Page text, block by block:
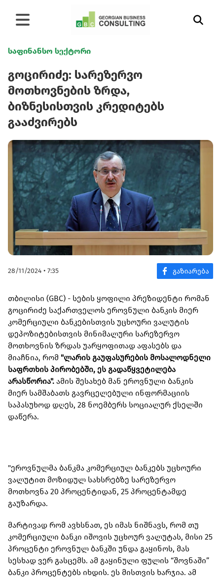
საფინანსო სექტორი
გოცირიძე: სარეზერვო
მოთხოვნების ზრდა,
ბიზნესისთვის კრედიტებს
გააძვირებს
28/11/2024 • 7:35
თბილისი (GBC) - სების ყოფილი პრეზიდენტი რომან
გოცირიძე საქართველოს ეროვნული ბანკის მიერ
კომერციული ბანკებისთვის უცხოური ვალუტის
დეპოზიტებისთვის მინიმალური სარეზერვო
მოთხოვნის ზრდას უარყოფითად აფასებს და
მიაჩნია, რომ "ლარის გაუფასურების მოსალოდნელი
საფრთხის პირობებში, ეს გადაწყვეტილება
არასწორია". ამის შესახებ მან ეროვნული ბანკის
მიერ სამშაბათს გავრცელებული ინფორმაციის
საპასუხოდ დღეს, 28 ნოემბერს სოციალურ ქსელში
დაწერა.
"ეროვნულმა ბანკმა კომერციულ ბანკებს უცხოური
ვალუტით მოზიდულ სახსრებზე სარეზერვო
მოთხოვნა 20 პროცენტიდან, 25 პროცენტამდე
გაუზარდა.
მარტივად რომ ავხსნათ, ეს იმას ნიშნავს, რომ თუ
კომერციული ბანკი იშოვის უცხოურ ვალუტას, მისი 25
პროცენტი ეროვნულ ბანკში უნდა გაყინოს, მას
სესხად ვერ გასცემს. ამ გაყინული ფულის “შოვნაში”
ბანკი პროცენტებს იხდის. ეს მისთვის ხარჯია. ამ